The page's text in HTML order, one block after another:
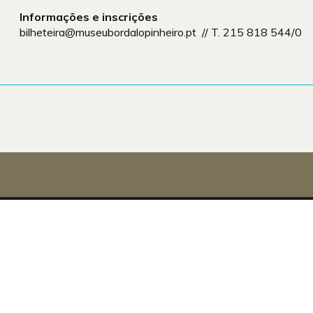
Informações e inscrições
bilheteira@museubordalopinheiro.pt // T. 215 818 544/0